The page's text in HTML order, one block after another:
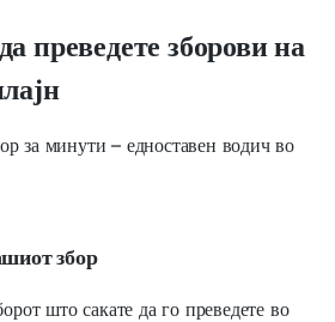
преведете зборови на
за минути – едноставен водич во
збор
што сакате да го преведете во